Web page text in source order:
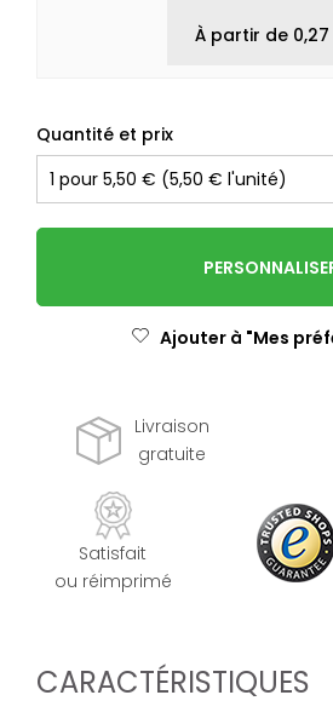
À partir de
Quantité et prix
Ajouter à "Mes
Livraison
gratuite
Satisfait
ou réimprimé
CARACTÉRISTIQUES